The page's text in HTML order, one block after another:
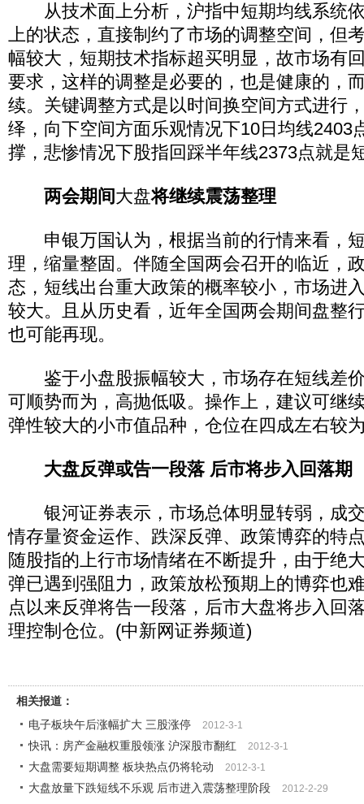
从技术面上分析，沪指中短期均线系统
上的状态，直接制约了市场的调整空间，但
幅较大，短期技术指标超买明显，故市场有
要求，这样的调整是必要的，也是健康的，
续。关键调整方式是以时间换空间方式进行
绎，向下空间方面乐观情况下10日均线2403
撑，悲惨情况下股指回踩半年线2373点就是
两会期间大盘将继续震荡整理
申银万国认为，根据当前的行情来看，
理，缩量整固。伴随全国两会召开的临近，
态，短线出台重大政策的概率较小，市场进
较大。且从历史看，近年全国两会期间盘整
也可能再现。
鉴于小盘股振幅较大，市场存在短线差
可顺势而为，高抛低吸。操作上，建议可继
弹性较大的小市值品种，仓位在四成左右较
大盘反弹或告一段落 后市将步入回落期
银河证券表示，市场总体明显转弱，成
情存量资金运作、跌深反弹、政策博弈的特
随股指的上行市场情绪在不断提升，由于绝
弹已遇到强阻力，政策放松预期上的博弈也
点以来反弹将告一段落，后市大盘将步入回
理控制仓位。(中新网证券频道)
相关报道：
电子板块午后涨幅扩大 三股涨停
2012-3-1
快讯：房产金融权重股领涨 沪深股市翻红 2012-3-1
大盘需要短期调整 板块热点仍将轮动 2012-3-1
大盘放量下跌短线不乐观 后市进入震荡整理阶段 2012-2-29